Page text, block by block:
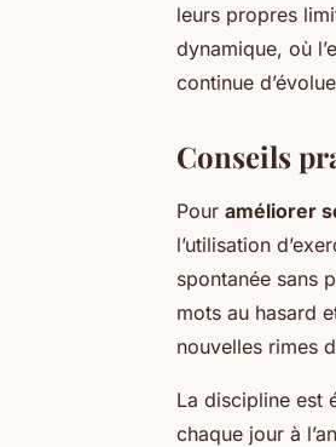
leurs propres
dynamique, où
continue
Conseils
Pour améliorer
l’utilisation
spontanée sans
mots au hasard
nouvelles rimes
La discipline est
chaque jour à